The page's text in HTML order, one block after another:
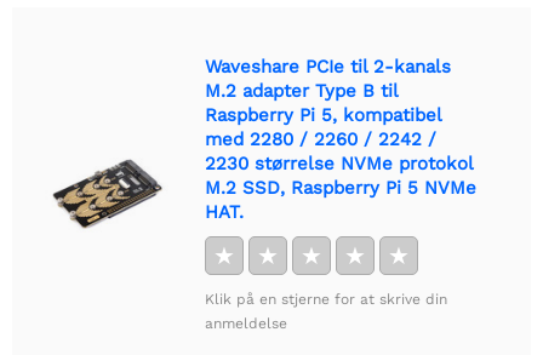
Waveshare PCIe til 2-kanals
M.2 adapter Type B til
Raspberry Pi 5, kompatibel
med 2280 / 2260 / 2242 /
2230 størrelse NVMe protokol
M.2 SSD, Raspberry Pi 5 NVMe
HAT.
★ ★ ★ ★ ★
Klik på en stjerne for at skrive din
anmeldelse